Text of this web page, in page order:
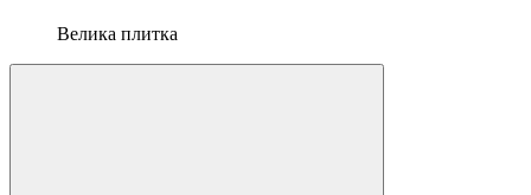
Велика плитка